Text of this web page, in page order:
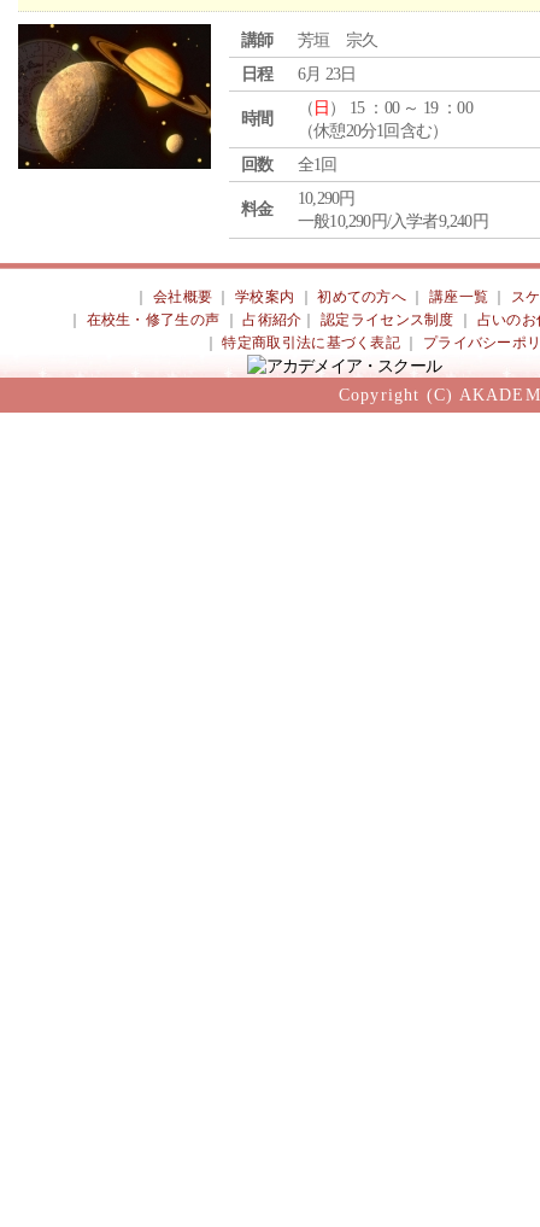
講師
芳垣 宗久
日程
6月 23日
時間
（ 日 ） 15 ：00 ～ 19 ：00
（休憩20分1回含む）
回数
全1回
料金
10,290円
一般10,290円/入学者9,240円
会社概要 ｜学校案内 ｜初めての方へ 講座一覧
ス
在校生・修了生の声 ｜占術紹介 ｜認定ライセンス制度
占いのお
｜特定商取引法に基づく表記 プライバシーポ
Copyright (C)